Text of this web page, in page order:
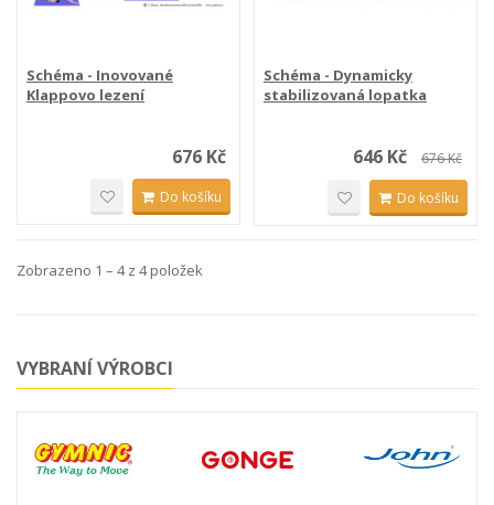
Schéma - Inovované
Klappovo lezení
676 Kč
Do košíku
Schéma - Dynamicky
stabilizovaná lopatka
646 Kč 676 Kč
Do košíku
Zobrazeno 1 – 4 z 4 položek
VYBRANÍ VÝROBCI